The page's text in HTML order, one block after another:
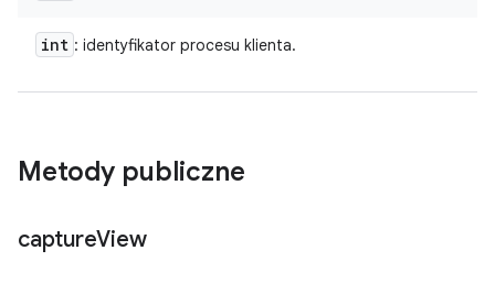
int : identyfikator procesu klienta.
Metody publiczne
captureView